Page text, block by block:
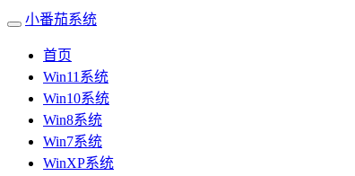
小番茄系统
首页
Win11系统
Win10系统
Win8系统
Win7系统
WinXP系统